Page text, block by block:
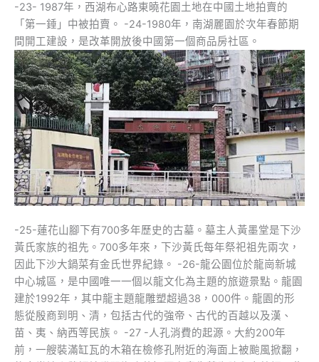
-23- 1987年，西湖布心路東曉花園土地在中國土地拍賣的
「第一錘」中被拍賣。 -24-1980年，南湖麗園於次年春節期
間開工建設，是改革開放後中國第一個商品房社區。
-25-蓮花山腳下有700多年歷史的古墓。墓主人黃墨堂是下沙
黃氏家族的祖先。700多年來，下沙黃氏每年祭祀祖先兩次，
因此下沙大鍋菜有金氏世界紀錄。 -26-龍公園位於龍崗新城
中心城區，是中國唯一一個以龍文化為主題的旅遊景點。龍園
建於1992年，其中龍主題龍雕塑超過38，000件。龍園的形
態從殷商到明、清，包括古代的強帝、古代的百越以及漢、
苗、夷、納西等民族。 -27 -人孔消費的起源。大約200年
前，一艘裝滿缸瓦的木箱在檢修孔附近的海面上被颱風掀翻，